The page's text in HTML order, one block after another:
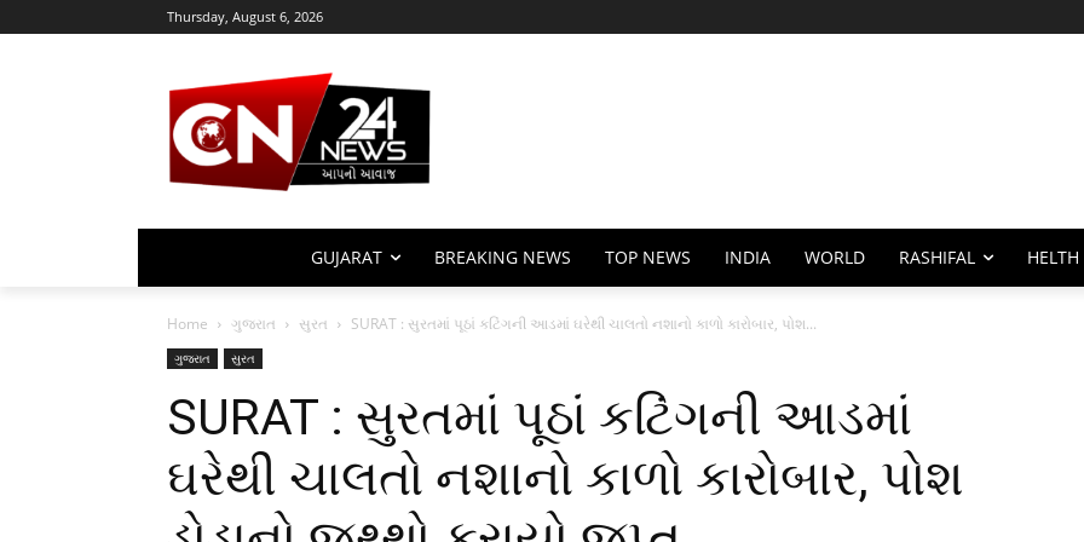
Thursday, August 6, 2026
GUJARAT BREAKING NEWS TOP NEWS INDIA WORLD RASHIFAL HELTH
Home ગુજરાત સુરત SURAT : સુરતમાં પૂઠાં કટિંગની આડમાં ઘરેથી ચાલતો નશાનો કાળો કારોબાર, પોશ...
ગુજરાત સુરત
SURAT : સુરતમાં પૂઠાં કટિંગની આડમાં
ઘરેથી ચાલતો નશાનો કાળો કારોબાર, પોશ